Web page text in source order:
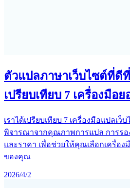
ตัวแปลภาษาเว็บไซต์ที่ดี
เปรียบเทียบ 7 เครื่องมือ
เราได้เปรียบเทียบ 7 เครื่องมือแปลเว็
พิจารณาจากคุณภาพการแปล การรอ
และราคา เพื่อช่วยให้คุณเลือกเครื่อง
ของคุณ
2026/4/2